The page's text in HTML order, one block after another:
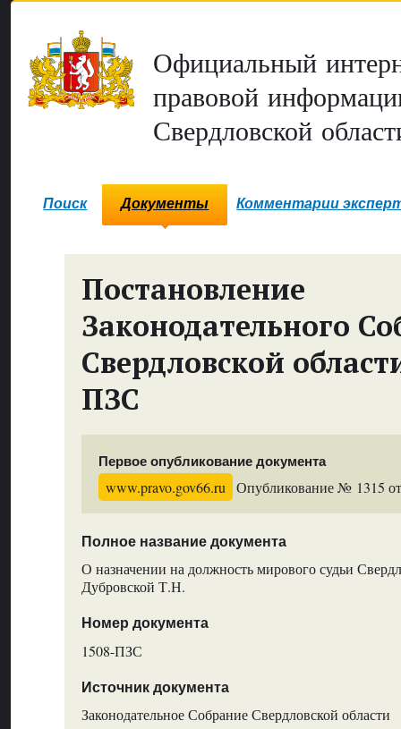
Официальный
правовой
Свердловской
Поиск Документы Комментарии
Постановление
Законодательного
Свердловской
ПЗС
Первое опубликование документа
www.pravo.gov66.ru Опубликование № 1315
Полное название документа
О назначении на должность мирового судьи
Дубровской Т.Н.
Номер документа
1508-ПЗС
Источник документа
Законодательное Собрание Свердловской области